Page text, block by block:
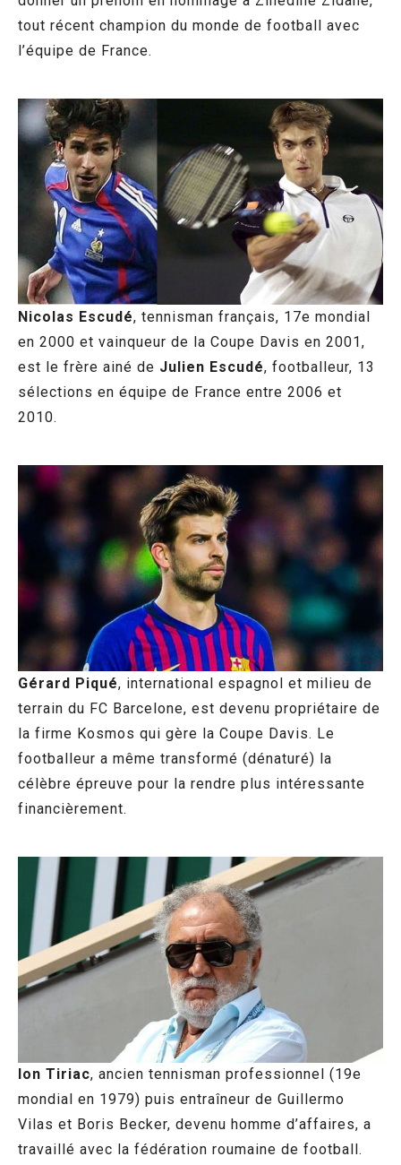
tout récent champion du monde de football avec
l’équipe de France.
Nicolas Escudé, tennisman français, 17e mondial
en 2000 et vainqueur de la Coupe Davis en 2001,
est le frère ainé de Julien Escudé, footballeur, 13
sélections en équipe de France entre 2006 et
2010.
Gérard Piqué, international espagnol et milieu de
terrain du FC Barcelone, est devenu propriétaire de
la firme Kosmos qui gère la Coupe Davis. Le
footballeur a même transformé (dénaturé) la
célèbre épreuve pour la rendre plus intéressante
financièrement.
Ion Tiriac, ancien tennisman professionnel (19e
mondial en 1979) puis entraîneur de Guillermo
Vilas et Boris Becker, devenu homme d’affaires, a
travaillé avec la fédération roumaine de football.